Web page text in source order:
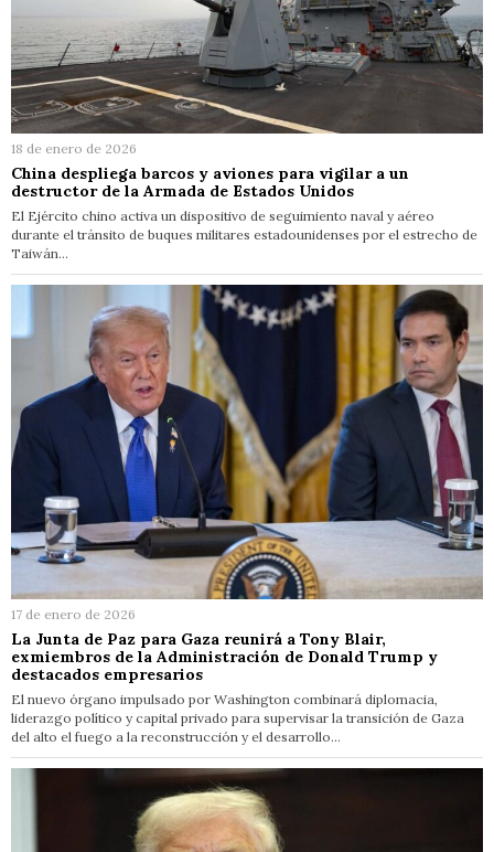
18 de enero de 2026
China despliega barcos y aviones para vigilar a un
destructor de la Armada de Estados Unidos
El Ejército chino activa un dispositivo de seguimiento naval y aéreo
durante el tránsito de buques militares estadounidenses por el estrecho de
Taiwán…
17 de enero de 2026
La Junta de Paz para Gaza reunirá a Tony Blair,
exmiembros de la Administración de Donald Trump y
destacados empresarios
El nuevo órgano impulsado por Washington combinará diplomacia,
liderazgo político y capital privado para supervisar la transición de Gaza
del alto el fuego a la reconstrucción y el desarrollo…